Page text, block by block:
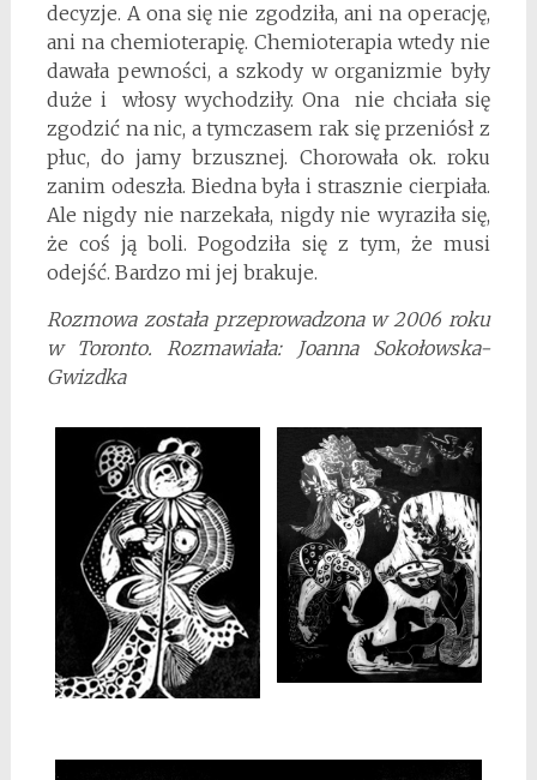
decyzje. A ona się nie zgodziła, ani na operację,
ani na chemioterapię. Chemioterapia wtedy nie
dawała pewności, a szkody w organizmie były
duże i włosy wychodziły. Ona nie chciała się
zgodzić na nic, a tymczasem rak się przeniósł z
płuc, do jamy brzusznej. Chorowała ok. roku
zanim odeszła. Biedna była i strasznie cierpiała.
Ale nigdy nie narzekała, nigdy nie wyraziła się,
że coś ją boli. Pogodziła się z tym, że musi
odejść. Bardzo mi jej brakuje.
Rozmowa została przeprowadzona w 2006 roku
w Toronto. Rozmawiała: Joanna Sokołowska-
Gwizdka